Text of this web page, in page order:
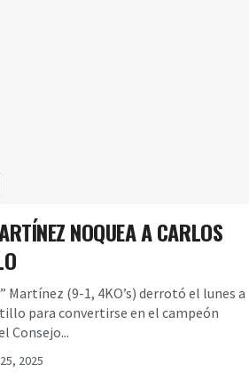
NOQUEA A CARLOS
Martínez (9-1, 4KO’s) derrotó el lunes a
para convertirse en el campeón
Consejo...
2025